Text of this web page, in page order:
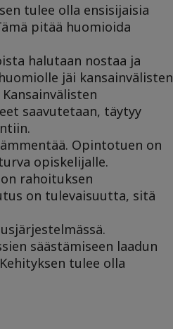
tulee olla ensisijaisia
pitää huomioida
halutaan nostaa ja
jäi kansainvälisten
saavutetaan, täytyy
Opintotuen on
opiskelijalle.
rahoituksen
on tulevaisuutta, sitä
säästämiseen laadun
tulee olla